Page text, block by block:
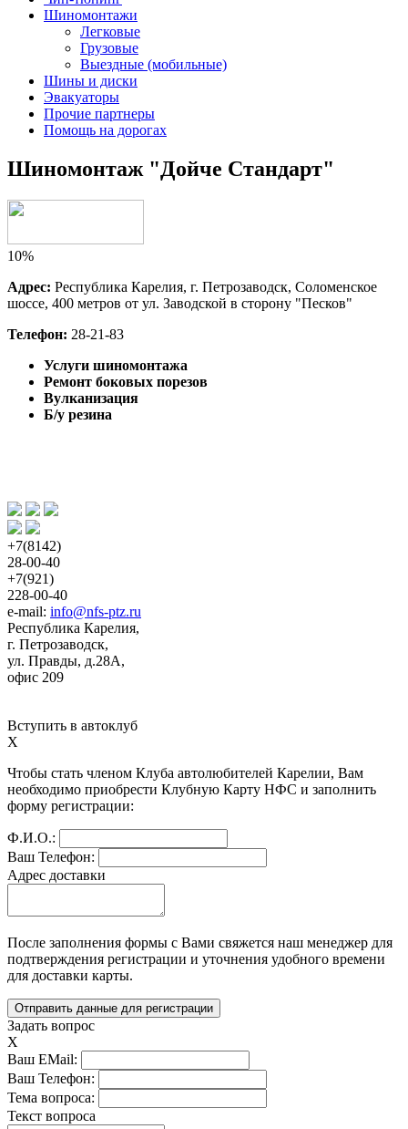
Шиномонтажи
Легковые
Грузовые
Выездные (мобильные)
Шины и диски
Эвакуаторы
Прочие партнеры
Помощь на дорогах
Шиномонтаж "Дойче Стандарт"
10%
Адрес: Республика Карелия, г. Петрозаводск, Соломенское
шоссе, 400 метров от ул. Заводской в сторону "Песков"
Телефон: 28-21-83
Услуги шиномонтажа
Ремонт боковых порезов
Вулканизация
Б/у резина
+7(8142)
28-00-40
+7(921)
228-00-40
e-mail: info@nfs-ptz.ru
Республика Карелия,
г. Петрозаводск,
ул. Правды, д.28А,
офис 209
Вступить в автоклуб
X
Чтобы стать членом Клуба автолюбителей Карелии, Вам
необходимо приобрести Клубную Карту НФС и заполнить
форму регистрации:
Ф.И.О.:
Ваш Телефон:
Адрес доставки
После заполнения формы с Вами свяжется наш менеджер для
подтверждения регистрации и уточнения удобного времени
для доставки карты.
Задать вопрос
X
Ваш EMail:
Ваш Телефон:
Тема вопроса:
Текст вопроса